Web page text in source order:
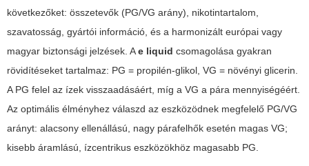
következőket: összetevők (PG/VG arány), nikotintartalom,
szavatosság, gyártói információ, és a harmonizált európai vagy
magyar biztonsági jelzések. Ae liquid csomagolása gyakran
rövidítéseket tartalmaz: PG = propilén-glikol, VG = növényi glicerin.
A PG felel az ízek visszaadásáért, míg a VG a pára mennyiségéért.
Az optimális élményhez válaszd az eszközödnek megfelelő PG/VG
arányt: alacsony ellenállású, nagy párafelhők esetén magas VG;
kisebb áramlású, ízcentrikus eszközökhöz magasabb PG.